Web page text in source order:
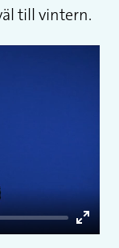
till vintern.
Enter